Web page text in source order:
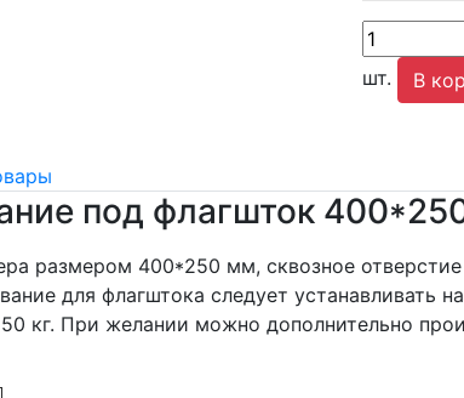
шт.
В
под флагшток
размером 400*250 мм, сквозное
для флагштока следует устанавливать
кг. При желании можно дополнительно